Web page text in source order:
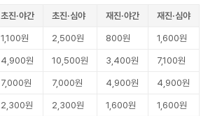
초진·야간 초진·심야 재진·야간 재진·심야
1,100원 2,500원 800원 1,600원
4,900원 10,500원 3,400원 7,100원
7,000원 7,000원 4,900원 4,900원
2,300원 2,300원 1,600원 1,600원